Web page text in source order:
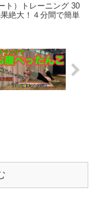
ト）トレーニング 30
絶大！４分間で簡単